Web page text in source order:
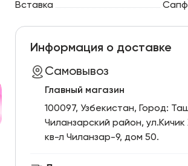
Вставка
Информация о доставке
Самовывоз
Главный магазин
100097, Узбекистан, Город:
Чиланзарский pайон, ул.Кичик
кв-л Чиланзар-9, дом 50.